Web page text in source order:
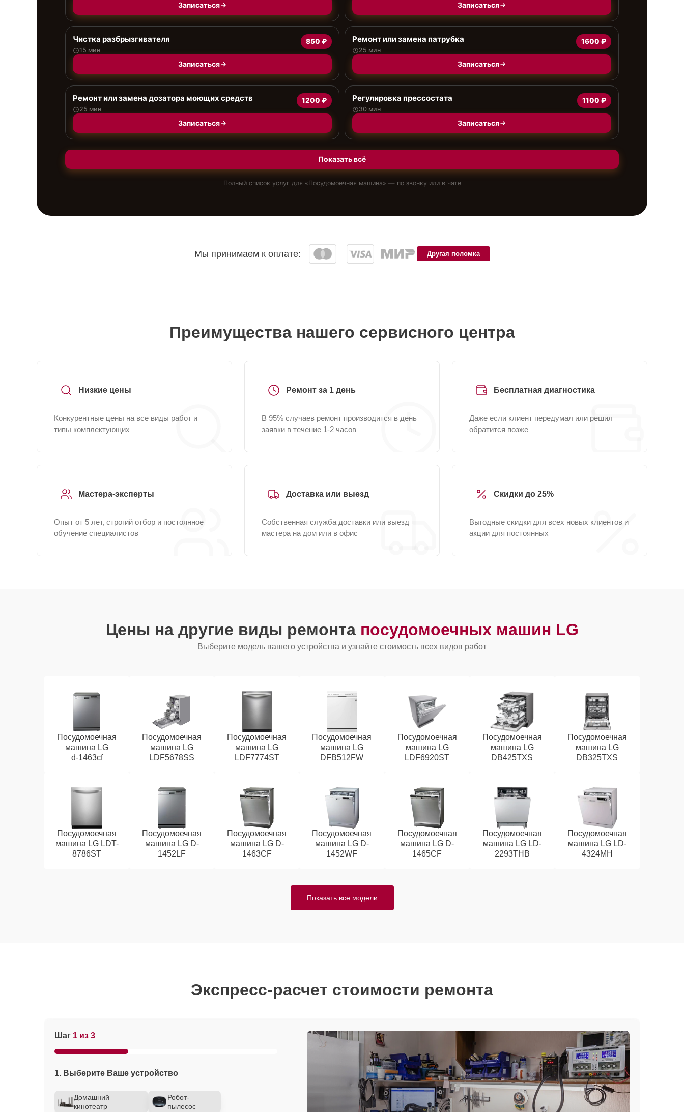
Записаться Записаться
Чистка разбрызгивателя
15 мин
850 ₽
Записаться
Ремонт или замена патрубка
25 мин
1600 ₽
Записаться
Ремонт или замена дозатора моющих средств
25 мин
1200 ₽
Записаться
Регулировка прессостата
30 мин
1100 ₽
Записаться
Показать всё
Полный список услуг для «Посудомоечная машина» — по звонку или в чате
Мы принимаем к оплате: Другая поломка
Преимущества нашего сервисного центра
Низкие цены
Конкурентные цены на все виды работ и
типы комплектующих
Ремонт за 1 день
В 95% случаев ремонт производится в день
заявки в течение 1-2 часов
Бесплатная диагностика
Даже если клиент передумал или решил
обратится позже
Мастера-эксперты
Опыт от 5 лет, строгий отбор и постоянное
обучение специалистов
Доставка или выезд
Собственная служба доставки или выезд
мастера на дом или в офис
Скидки до 25%
Выгодные скидки для всех новых клиентов и
акции для постоянных
Цены на другие виды ремонта посудомоечных машин LG
Выберите модель вашего устройства и узнайте стоимость всех видов работ
Посудомоечная
машина LG
d‑1463cf
Посудомоечная
машина LG
LDF5678SS
Посудомоечная
машина LG
LDF7774ST
Посудомоечная
машина LG
DFB512FW
Посудомоечная
машина LG
LDF6920ST
Посудомоечная
машина LG
DB425TXS
Посудомоечная
машина LG
DB325TXS
Посудомоечная
машина LG LDT-
8786ST
Посудомоечная
машина LG D-
1452LF
Посудомоечная
машина LG D-
1463CF
Посудомоечная
машина LG D-
1452WF
Посудомоечная
машина LG D-
1465CF
Посудомоечная
машина LG LD-
2293THB
Посудомоечная
машина LG LD-
4324MH
Показать все модели
Экспресс-расчет стоимости ремонта
Шаг 1 из 3
1. Выберите Ваше устройство
Домашний
кинотеатр
Робот-
пылесос